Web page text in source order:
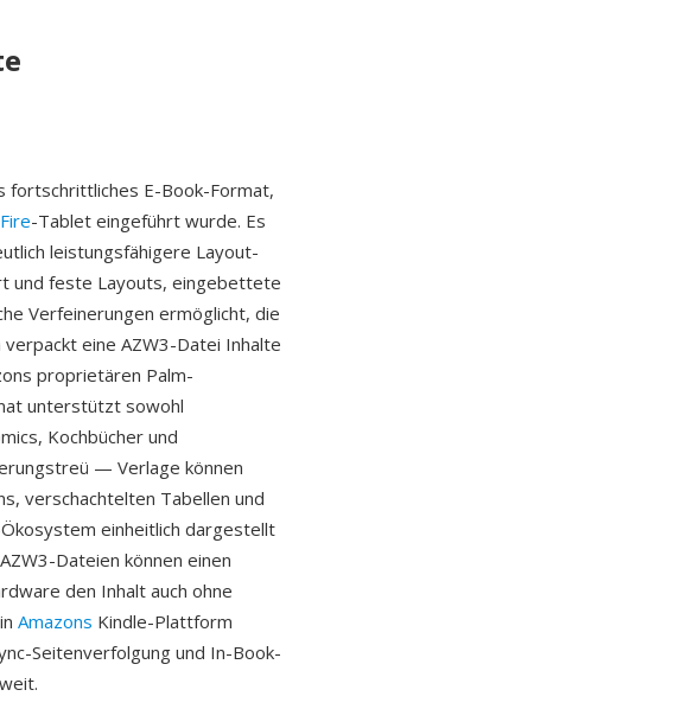
fortschrittliches E-Book-Format,
-Tablet eingeführt wurde. Es
leistungsfähigere Layout-
und feste Layouts, eingebettete
Verfeinerungen ermöglicht, die
eine AZW3-Datei Inhalte
proprietären Palm-
unterstützt sowohl
Kochbücher und
— Verlage können
verschachtelten Tabellen und
einheitlich dargestellt
Dateien können einen
den Inhalt auch ohne
Amazons Kindle-Plattform
Seitenverfolgung und In-Book-